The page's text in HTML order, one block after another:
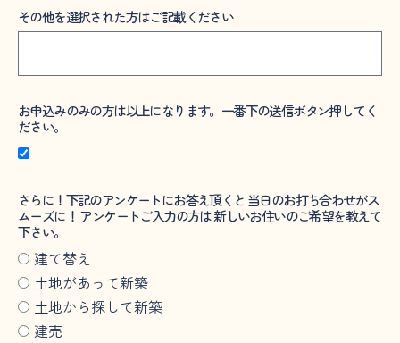
その他を選択された方はご記載ください
お申込みのみの方は以上になります。一番下の送信ボタン押してく
ださい。
さらに！下記のアンケートにお答え頂くと 当日のお打ち合わせがス
ムーズに！ アンケートご入力の方は 新しいお住いのご希望を教えて
下さい。
建て替え
土地があって新築
土地から探して新築
建売